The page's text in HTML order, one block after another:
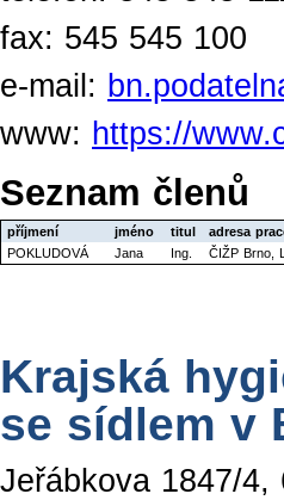
fax: 545 545 100
e-mail:
www: https://
Seznam členů
příjmení jméno titul
adresa
POKLUDOVÁ
Jana Ing. ČIŽP Brno,
Krajská
se sídlem v
Jeřábkova 1847/4,